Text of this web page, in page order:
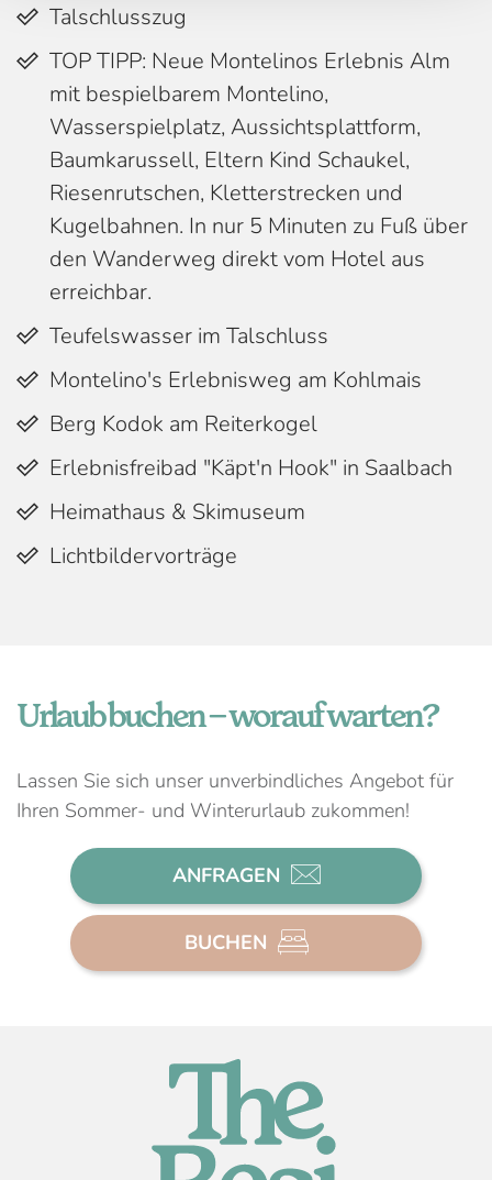
Talschlusszug
TOP TIPP: Neue Montelinos Erlebnis Alm
mit bespielbarem Montelino,
Wasserspielplatz, Aussichtsplattform,
Baumkarussell, Eltern Kind Schaukel,
Riesenrutschen, Kletterstrecken und
Kugelbahnen. In nur 5 Minuten zu Fuß über
den Wanderweg direkt vom Hotel aus
erreichbar.
Teufelswasser im Talschluss
Montelino's Erlebnisweg am Kohlmais
Berg Kodok am Reiterkogel
Erlebnisfreibad "Käpt'n Hook" in Saalbach
Heimathaus & Skimuseum
Lichtbildervorträge
Urlaub buchen – worauf warten?
Lassen Sie sich unser unverbindliches Angebot für
Ihren Sommer- und Winterurlaub zukommen!
ANFRAGEN
BUCHEN